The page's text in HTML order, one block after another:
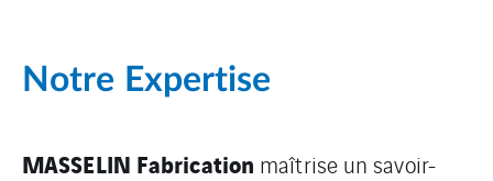
Notre Expertise
MASSELIN Fabrication maîtrise un savoir-